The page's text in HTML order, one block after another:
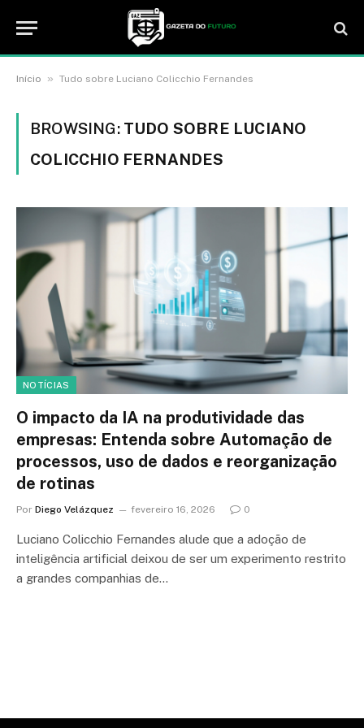
Início » Tudo sobre Luciano Colicchio Fernandes
BROWSING: TUDO SOBRE LUCIANO
COLICCHIO FERNANDES
NOTÍCIAS
O impacto da IA na produtividade das
empresas: Entenda sobre Automação de
processos, uso de dados e reorganização
de rotinas
Por Diego Velázquez fevereiro 16, 2026 0
Luciano Colicchio Fernandes alude que a adoção de
inteligência artificial deixou de ser um experimento restrito
a grandes companhias de…